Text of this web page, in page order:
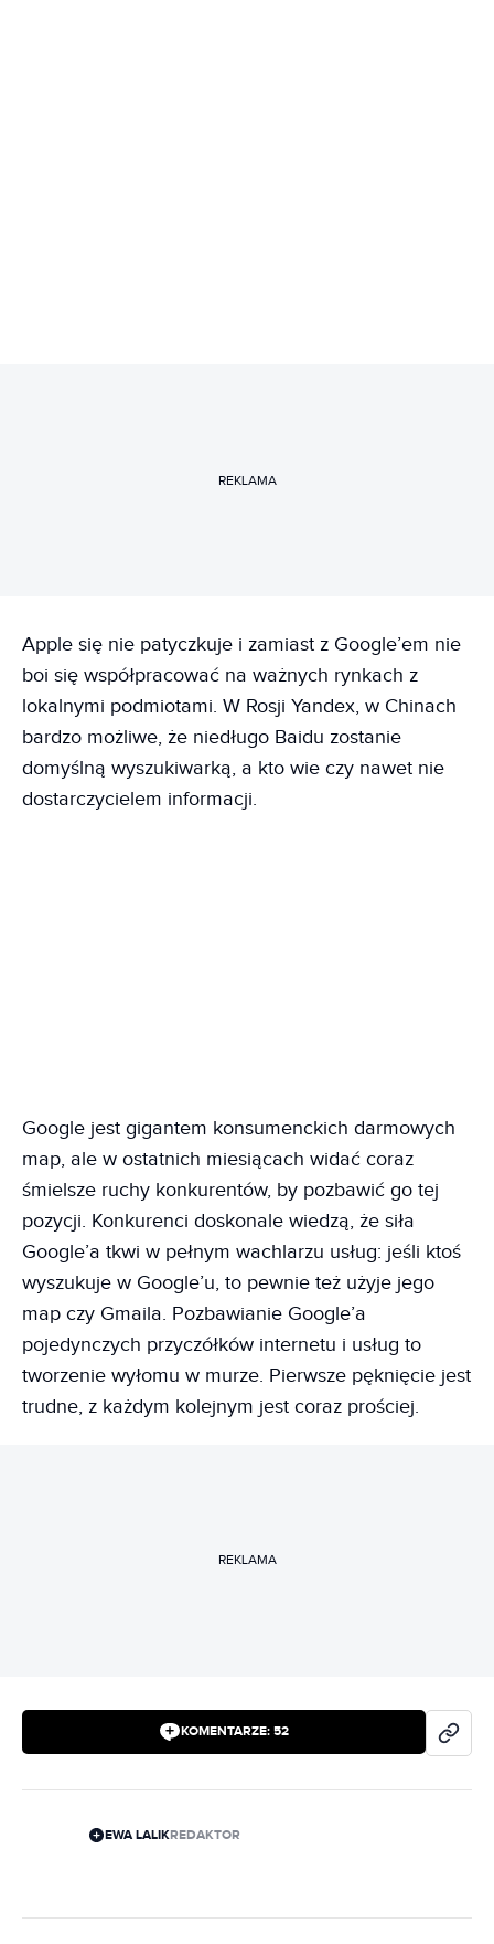
REKLAMA
Apple się nie patyczkuje i zamiast z Google’em nie
boi się współpracować na ważnych rynkach z
lokalnymi podmiotami. W Rosji Yandex, w Chinach
bardzo możliwe, że niedługo Baidu zostanie
domyślną wyszukiwarką, a kto wie czy nawet nie
dostarczycielem informacji.
Google jest gigantem konsumenckich darmowych
map, ale w ostatnich miesiącach widać coraz
śmielsze ruchy konkurentów, by pozbawić go tej
pozycji. Konkurenci doskonale wiedzą, że siła
Google’a tkwi w pełnym wachlarzu usług: jeśli ktoś
wyszukuje w Google’u, to pewnie też użyje jego
map czy Gmaila. Pozbawianie Google’a
pojedynczych przyczółków internetu i usług to
tworzenie wyłomu w murze. Pierwsze pęknięcie jest
trudne, z każdym kolejnym jest coraz prościej.
REKLAMA
KOMENTARZE: 52
EWA LALIKREDAKTOR